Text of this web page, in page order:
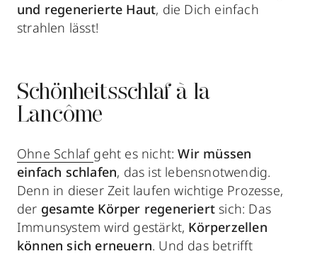
und regenerierte Haut, die Dich einfach
strahlen lässt!
Schönheitsschlaf à la
Lancôme
Ohne Schlaf geht es nicht:Wir müssen
einfach schlafen, das ist lebensnotwendig.
Denn in dieser Zeit laufen wichtige Prozesse,
der gesamte Körper regeneriert sich: Das
Immunsystem wird gestärkt, Körperzellen
können sich erneuern. Und das betrifft